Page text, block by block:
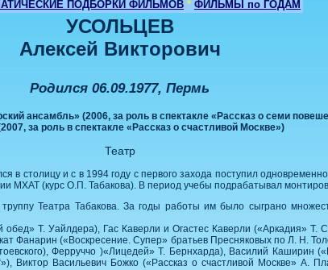
ПОДБОРКИ ФИЛЬМОВ * ФИЛЬМЫ по ГОДАМ
УСОЛЬЦЕВ
Алексей Викторович
Родился 06.09.1977, Пермь
ансамбль» (2006, за роль в спектакле «Рассказ о семи
за роль в спектакле «Рассказ о счастливой Москве»)
Театр
в столицу и с в 1994 году с первого захода поступил
МХАТ (курс О.П. Табакова). В период учебы подрабатывал
Театра Табакова. За годы работы им было сыграно
Т. Уайлдера), Гас Каверли и Огастес Каверли («Аркадия»
Фанарин («Воскресение. Супер» братьев Пресняковых по Л. Н.
Ферруччо )«Лицедей» Т. Бернхарда), Василий Каширин
Васильевич Божко («Рассказ о счастливой Москве» А.